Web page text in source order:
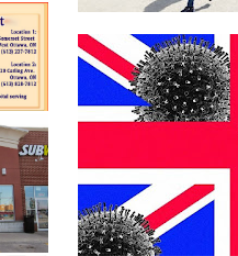
சிங்கப்பூரில் சிக்கித்
மாணவர...